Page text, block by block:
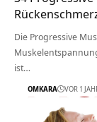
Die Progressive
ist…
OMKARA VOR 1